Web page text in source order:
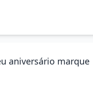
aniversário marque